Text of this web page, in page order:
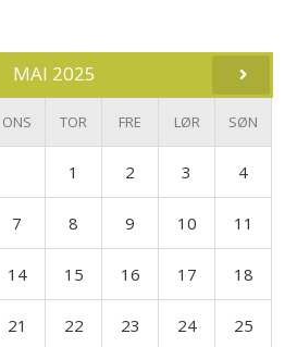
MAI 2025
ONS TOR FRE LØR SØN
1 2 3 4
7 8 9 10 11
14 15 16 17 18
21 22 23 24 25